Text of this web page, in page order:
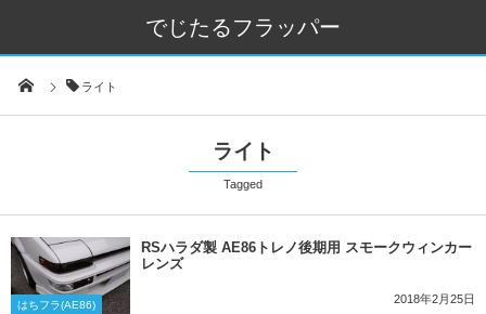
でじたるフラッパー
ライト
ライト
Tagged
はちフラ(AE86)
RSハラダ製 AE86トレノ後期用 スモークウィンカー
レンズ
2018年2月25日